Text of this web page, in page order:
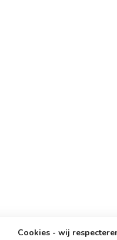
Cookies - wij